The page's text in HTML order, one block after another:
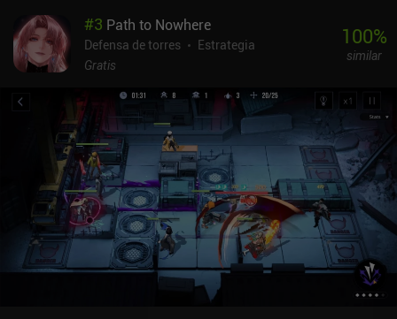
#3 Path to Nowhere
Defensa de torres
Estrategia
Gratis
100%
similar